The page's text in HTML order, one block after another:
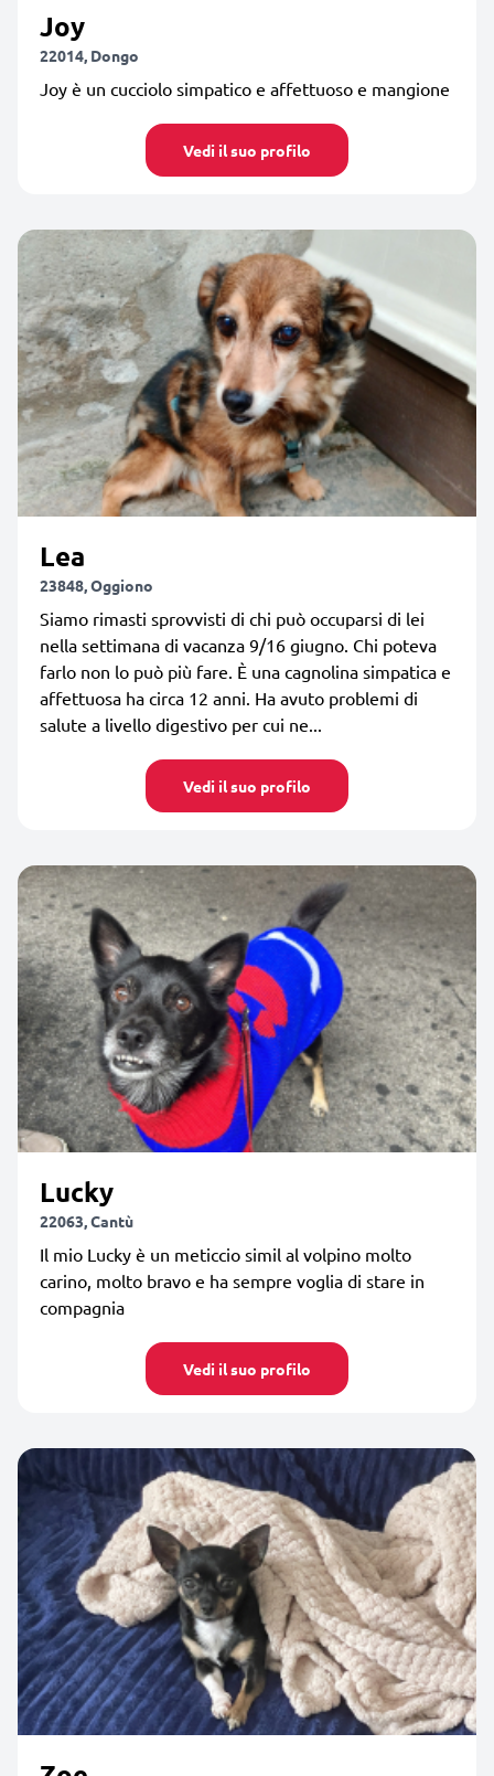
Joy
22014, Dongo
Joy è un cucciolo simpatico e affettuoso e mangione
Vedi il suo profilo
Lea
23848, Oggiono
Siamo rimasti sprovvisti di chi può occuparsi di lei
nella settimana di vacanza 9/16 giugno. Chi poteva
farlo non lo può più fare. È una cagnolina simpatica e
affettuosa ha circa 12 anni. Ha avuto problemi di
salute a livello digestivo per cui ne...
Vedi il suo profilo
Lucky
22063, Cantù
Il mio Lucky è un meticcio simil al volpino molto
carino, molto bravo e ha sempre voglia di stare in
compagnia
Vedi il suo profilo